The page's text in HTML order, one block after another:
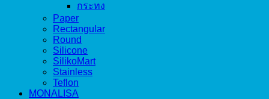
กระทง
Paper
Rectangular
Round
Silicone
SilikoMart
Stainless
Teflon
MONALISA